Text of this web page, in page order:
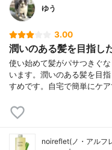
ゆう
3.00
潤いのある髪を目指し
使い始めて髪がパサつきぐ
います。潤いのある髪を目
すめです。自宅で簡単にケ
noireflet(ノ・アルフ